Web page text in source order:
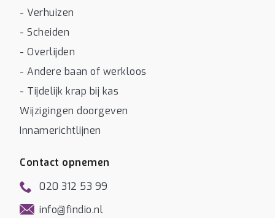
- Verhuizen
- Scheiden
- Overlijden
- Andere baan of werkloos
- Tijdelijk krap bij kas
Wijzigingen doorgeven
Innamerichtlijnen
Contact opnemen
020 312 53 99
info@findio.nl